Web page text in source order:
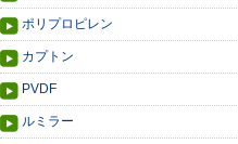
ポリプロピレン
カプトン
PVDF
ルミラー